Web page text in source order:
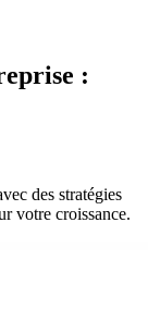
:
des stratégies
votre croissance.